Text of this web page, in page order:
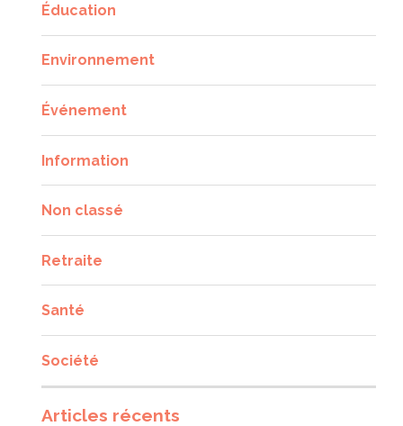
Éducation
Environnement
Événement
Information
Non classé
Retraite
Santé
Société
Articles récents